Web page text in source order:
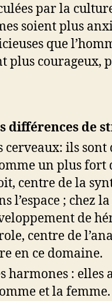
par la
soient plus
que
plus courageux,
différences de
cerveaux: ils
un plus fort
centre de la
l’espace ; chez
de
centre de
en ce domaine.
harmones : elles
et la